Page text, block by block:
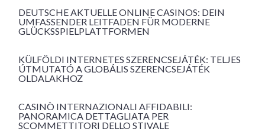
DEUTSCHE AKTUELLE ONLINE CASINOS: DEIN
UMFASSENDER LEITFADEN FÜR MODERNE
GLÜCKSSPIELPLATTFORMEN
KÜLFÖLDI INTERNETES SZERENCSEJÁTÉK: TELJES
ÚTMUTATÓ A GLOBÁLIS SZERENCSEJÁTÉK
OLDALAKHOZ
CASINÒ INTERNAZIONALI AFFIDABILI:
PANORAMICA DETTAGLIATA PER
SCOMMETTITORI DELLO STIVALE